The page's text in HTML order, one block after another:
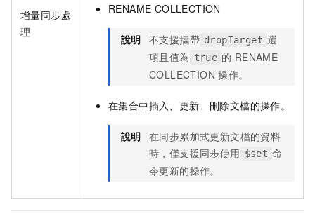
增量同步處
理
RENAME COLLECTION
說明 不支援攜帶 dropTarget 選
項且值為 true 的 RENAME
COLLECTION 操作。
在集合中插入、更新、刪除文檔的操作。
說明 在同步累加式更新文檔的資料
時，僅支援同步使用 $set 命
令更新的操作。